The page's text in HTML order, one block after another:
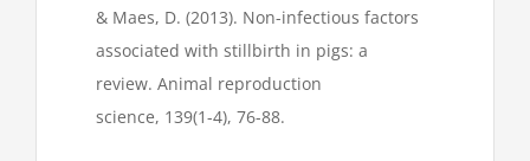
& Maes, D. (2013). Non-infectious factors
associated with stillbirth in pigs: a
review. Animal reproduction
science, 139(1-4), 76-88.